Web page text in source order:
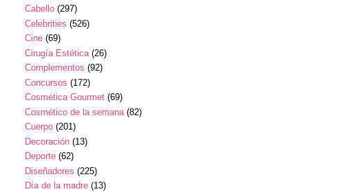
Cabello (297)
Celebrities (526)
Cine (69)
Cirugía Estética (26)
Complementos (92)
Concursos (172)
Cosmética Gourmet (69)
Cosmético de la semana (82)
Cuerpo (201)
Decoración (13)
Deporte (62)
Diseñadores (225)
Día de la madre (13)